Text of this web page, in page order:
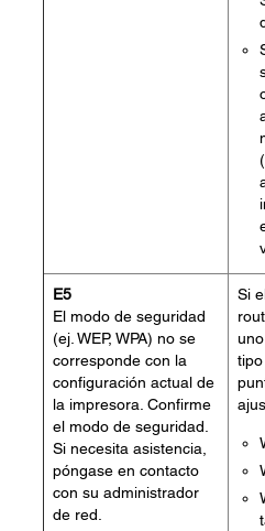
E5
El modo de seguridad
(ej. WEP, WPA) no se
corresponde con la
configuración actual de
la impresora. Confirme
el modo de seguridad.
Si necesita asistencia,
póngase en contacto
con su administrador
de red.
Si